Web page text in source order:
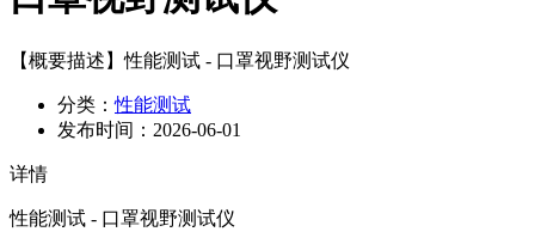
【概要描述】性能测试 - 口罩视野测试仪
分类：性能测试
发布时间： 2026-06-01
详情
性能测试 - 口罩视野测试仪